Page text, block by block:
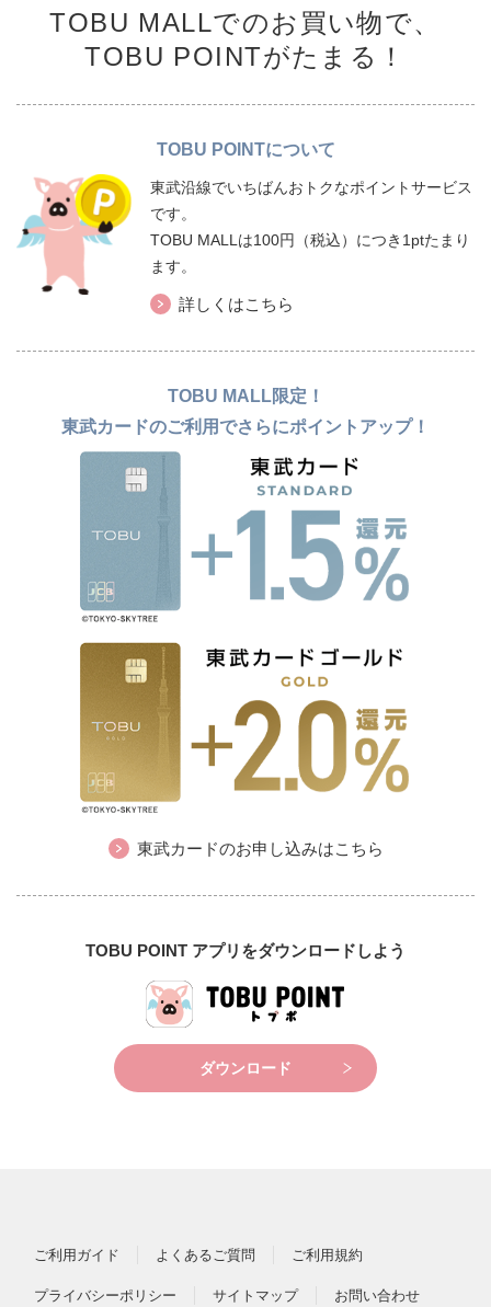
TOBU MALLでのお買い物で、
TOBU POINTがたまる！
TOBU POINTについて
東武沿線でいちばんおトクなポイントサービス
です。
TOBU MALLは100円（税込）につき1ptたまり
ます。
詳しくはこちら
TOBU MALL限定！
東武カードのご利用でさらにポイントアップ！
東武カードのお申し込みはこちら
TOBU POINT アプリをダウンロードしよう
ダウンロード
ご利用ガイド よくあるご質問 ご利用規約
プライバシーポリシー サイトマップ お問い合わせ